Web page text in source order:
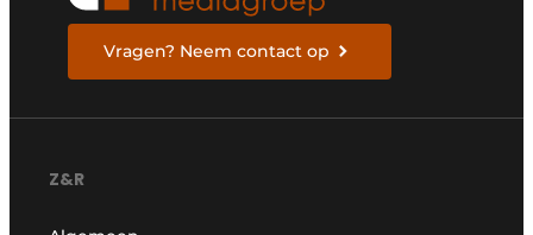
Vragen? Neem contact op
Z&R